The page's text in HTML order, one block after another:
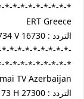
*-*-*-*-*-*-*-*-*
ERT Greece
التردد : Eutelsat 3 E - 12734 V 16730
*-*-*-*-*-*-*-*-
*-*-*-*-*-*-*-*-*
TV Azerbaijan
التردد : AzerSpace 46 E - 11173 H 27300